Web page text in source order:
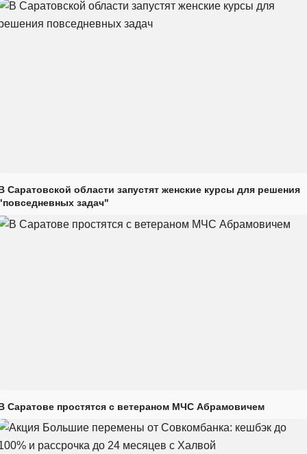
Саратовской области запустят женские курсы для решения
задач"
Саратове простятся с ветераном МЧС Абрамовичем